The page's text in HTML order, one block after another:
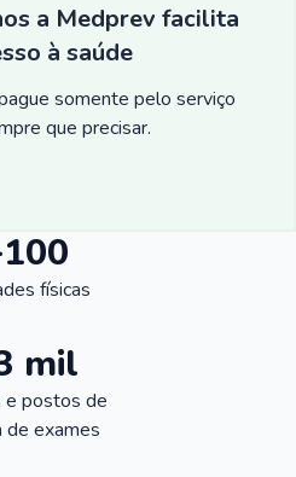
a Medprev facilita
à saúde
somente pelo serviço
que precisar.
físicas
mil
e postos de
de exames